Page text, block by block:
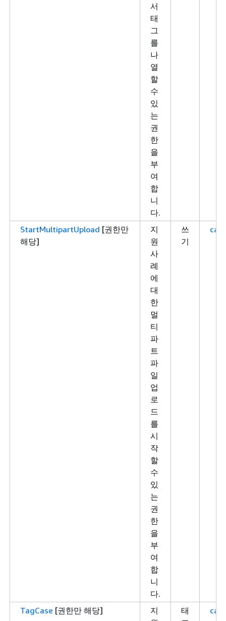
서
태
그
를
나
열
할
수
있
는
권
한
을
부
여
합
니
다.
StartMultipartUpload [권한만
해당]
지
원
사
례
에
대
한
멀
티
파
트
파
일
업
로
드
를
시
작
할
수
있
는
권
한
을
부
여
합
니
다.
쓰
기
TagCase [권한만 해당]
지
태